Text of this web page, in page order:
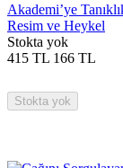
Akademi’ye
Resim ve Heykel
Stokta yok
415 TL 166 TL
Stokta yok